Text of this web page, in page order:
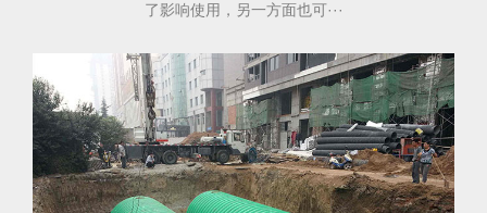
了影响使用，另一方面也可···